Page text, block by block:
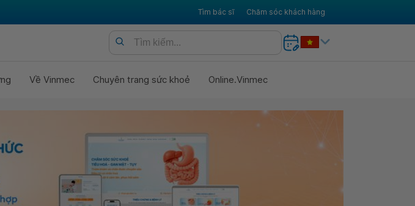
Tìm bác sĩ Chăm sóc khách hàng
Về Vinmec Chuyên trang sức khoẻ Online.Vinmec